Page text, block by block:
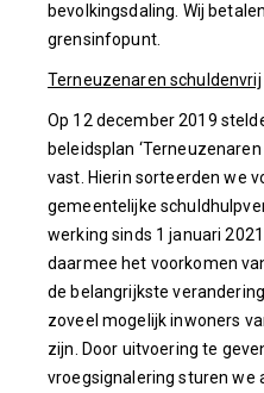
bevolkingsdaling. Wij
grensinfopunt.
Terneuzenaren schuldenvrij
Op 12 december 2019
beleidsplan ‘Terneuzenaren
vast. Hierin sorteerden we
gemeentelijke
werking sinds 1 januari
daarmee het voorkomen
de belangrijkste
zoveel mogelijk inwoners
zijn. Door uitvoering te
vroegsignalering sturen we